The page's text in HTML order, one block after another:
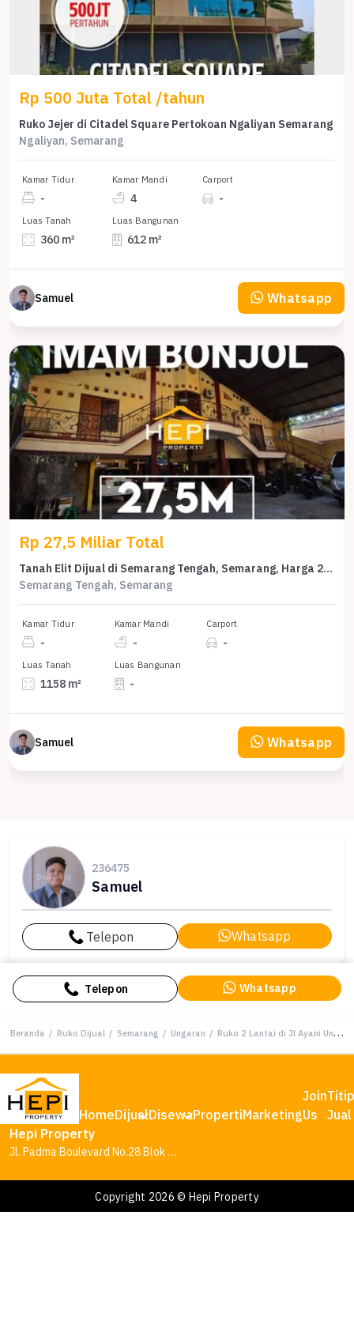
Rp 500 Juta Total /tahun
Ruko Jejer di Citadel Square Pertokoan Ngaliyan Semarang
Ngaliyan, Semarang
Kamar Tidur
-
Kamar Mandi
4
Carport
-
Luas Tanah
360 m²
Luas Bangunan
612 m²
Samuel Whatsapp
Rp 27,5 Miliar Total
Tanah Elit Dijual di Semarang Tengah, Semarang, Harga 27,5 Miliar
Semarang Tengah, Semarang
Kamar Tidur
-
Kamar Mandi
-
Carport
-
Luas Tanah
1158 m²
Luas Bangunan
-
Samuel Whatsapp
236475
Samuel
Telepon Whatsapp
Telepon Whatsapp
Beranda / Ruko Dijual / Semarang / Ungaran / Ruko 2 Lantai di Jl Ayani Ungaran Kabupaten Semarang
HomeDijualDisewaPropertiMarketing
Join
Us
Jual
Hepi Property
Jl. Padma Boulevard No.28 Blok AA1, Tambakharjo, Kec. Semarang Barat, Kota Semarang, Jawa Tengah 50145
Copyright 2026 © Hepi Property